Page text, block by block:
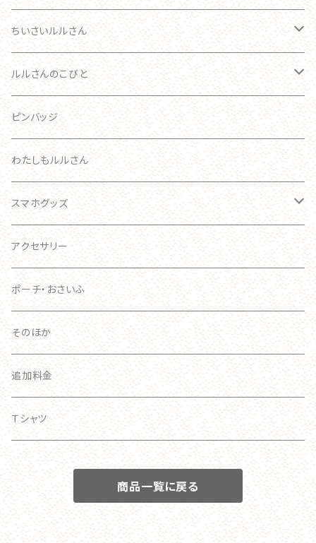
わたしのルルさん オーダーメイド
おとな
こども
あかちゃん
ブローチ
おおきい
ちいさいルルさん
ルルさん
ブローチ
ブローチ
ルルさんのこびと
ルルさん
ブローチ
キーホルダー
ピンバッジ
わたしもルルさん
スマホグッズ
スマホケース
手帳型ケース
スマホリング
アクセサリー
ポーチ・おさいふ
そのほか
追加料金
Ｔシャツ
商品一覧に戻る